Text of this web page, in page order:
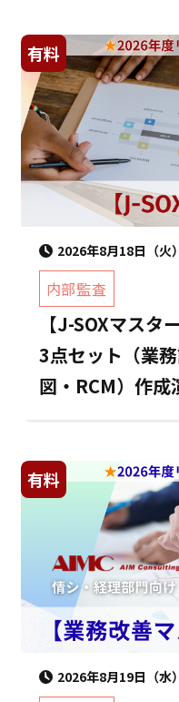
有料
2026年8月18日（火）
内部監査
【J-SOXマスタ
3点セット（業
図・RCM）作
有料
2026年8月19日（水）